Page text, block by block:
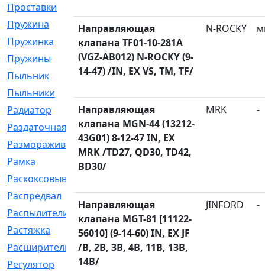
Проставки
Пружина
[23]
Пружинка
[1]
Пружины
[326]
Пыльник
[1202]
Пыльники
Радиатор
[916]
Раздаточная
[1]
Размораживатель
[1]
Рамка
Раскоксовывание
Распредвал
[41]
Распылители
Растяжка
[1]
Расширительный
[9]
Регулятор
Направляющая
клапана TF01-10-281A
(VGZ-AB012) N-ROCKY (9-
14-47) /IN, EX VS, TM, TF/
N-ROCKY
Направляющая
клапана MGN-44 (13212-
43G01) 8-12-47 IN, EX
MRK /TD27, QD30, TD42,
BD30/
MRK -
Направляющая
клапана MGT-81 [11122-
56010] (9-14-60) IN, EX JF
/B, 2B, 3B, 4B, 11B, 13B,
14B/
JINFORD -